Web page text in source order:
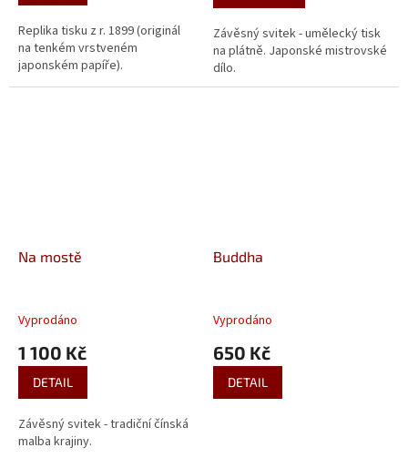
Replika tisku z r. 1899 (originál
na tenkém vrstveném
japonském papíře).
Závěsný svitek - umělecký tisk
na plátně. Japonské mistrovské
dílo.
Na mostě
Vyprodáno
1 100 Kč
DETAIL
Závěsný svitek - tradiční čínská
malba krajiny.
Buddha
Vyprodáno
650 Kč
DETAIL